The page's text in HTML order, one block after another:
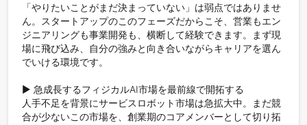
「やりたいことがまだ決まっていない」は弱点ではありませ
ん。スタートアップのこのフェーズだからこそ、営業もエン
ジニアリングも事業開発も、横断して経験できます。まず現
場に飛び込み、自分の強みと向き合いながらキャリアを選ん
でいける環境です。
▶ 急成長するフィジカルAI市場を最前線で開拓する
人手不足を背景にサービスロボット市場は急拡大中。まだ競
合が少ないこの市場を、創業期のコアメンバーとして切り拓